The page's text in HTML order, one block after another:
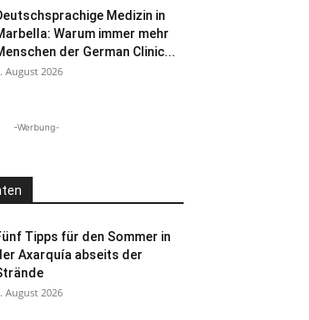
Medizin in
Warum immer mehr
der German Clinic...
August 2026
-Werbung-
Tipps für den Sommer in
Axarquía abseits der
August 2026